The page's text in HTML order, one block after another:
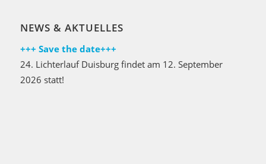
NEWS & AKTUELLES
+++ Save the date+++
24. Lichterlauf Duisburg findet am 12. September
2026 statt!